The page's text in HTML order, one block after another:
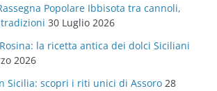
Popolare Ibbisota tra cannoli,
30 Luglio 2026
la ricetta antica dei dolci Siciliani
2026
Sicilia: scopri i riti unici di Assoro 28